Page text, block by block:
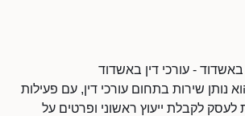
- עורכי דין באשדוד
נותן שירות בתחום עורכי דין, עם פעילות
לעסק לקבלת ייעוץ ראשוני ופרטים על